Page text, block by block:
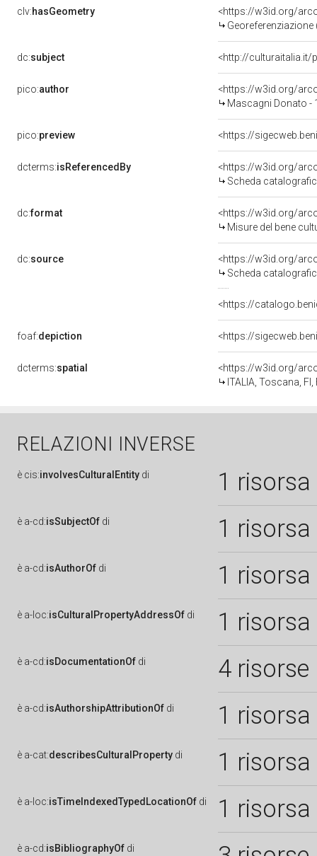
clv:hasGeometry
<https://w3id.org/
dc:subject <http://culturaitalia.it/
pico:author
<https://w3id.org/
Mascagni Donato -
pico:preview <https://
dcterms:isReferencedBy
<https://w3id.org/
Scheda
dc:format
<https://w3id.org/
Misure del bene
dc:source
<https://w3id.org/
Scheda
<https://
foaf:depiction <https://
dcterms:spatial
<https://w3id.org/
ITALIA, Toscana, FI,
RELAZIONI INVERSE
è cis:involvesCulturalEntity di 1 risorsa
è a-cd:isSubjectOf di 1 risorsa
è a-cd:isAuthorOf di 1 risorsa
è a-loc:isCulturalPropertyAddressOf di 1 risorsa
è a-cd:isDocumentationOf di 4 risorse
è a-cd:isAuthorshipAttributionOf di 1 risorsa
è a-cat:describesCulturalProperty di 1 risorsa
è a-loc:isTimeIndexedTypedLocationOf di 1 risorsa
è a-cd:isBibliographyOf di